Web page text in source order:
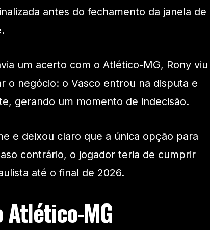
antes do fechamento da janela de
um acerto com o Atlético-MG, Rony viu
o negócio: o Vasco entrou na disputa e
gerando um momento de indecisão.
e deixou claro que a única opção para
contrário, o jogador teria de cumprir
até o final de 2026.
Atlético-MG